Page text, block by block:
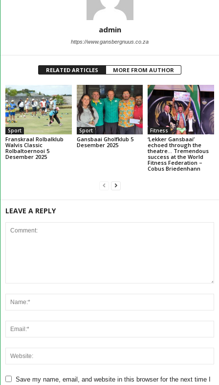
admin
https://www.gansbergnuus.co.za
RELATED ARTICLES MORE FROM AUTHOR
Sport
Franskraal Rolbalklub
Walvis Classic
Rolbaltoernooi 5
Desember 2025
Sport
Gansbaai Gholfklub 5
Desember 2025
Fitness
‘Lekker Gansbaai’
echoed through the
theatre… Tremendous
success at the World
Fitness Federation –
Cobus Briedenhann
LEAVE A REPLY
Save my name, email, and website in this browser for the next time I